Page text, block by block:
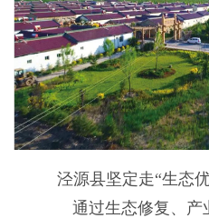
泾源县坚定走“生态
通过生态修复、产